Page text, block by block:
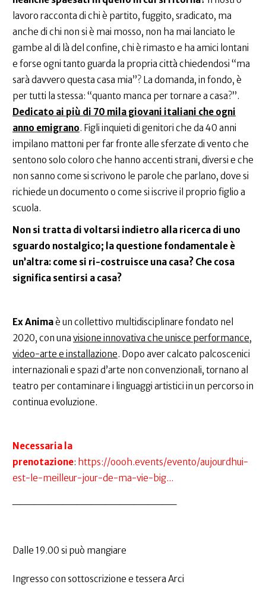
lavoro racconta di chi è partito, fuggito, sradicato, ma
anche di chi non si è mai mosso, non ha mai lanciato le
gambe al di là del confine, chi è rimasto e ha amici lontani
e forse ogni tanto guarda la propria città chiedendosi “ma
sarà davvero questa casa mia”? La domanda, in fondo, è
per tutti la stessa: “quanto manca per tornare a casa?”.
Dedicato ai più di 70 mila giovani italiani che ogni
anno emigrano. Figli inquieti di genitori che da 40 anni
impilano mattoni per far fronte alle sferzate di vento che
sentono solo coloro che hanno accenti strani, diversi e che
non sanno come si scrivono le parole che parlano, dove si
richiede un documento o come si iscrive il proprio figlio a
scuola.
Non si tratta di voltarsi indietro alla ricerca di uno
sguardo nostalgico; la questione fondamentale è
un’altra: come si ri-costruisce una casa? Che cosa
significa sentirsi a casa?
Ex Animaè un collettivo multidisciplinare fondato nel
2020, con una visione innovativa che unisce performance,
video-arte e installazione. Dopo aver calcato palcoscenici
internazionali e spazi d’arte non convenzionali, tornano al
teatro per contaminare i linguaggi artistici in un percorso in
continua evoluzione.
Necessaria la
prenotazione: https://oooh.events/evento/aujourdhui-
est-le-meilleur-jour-de-ma-vie-big...
Dalle 19.00 si può mangiare
Ingresso con sottoscrizione e tessera Arci